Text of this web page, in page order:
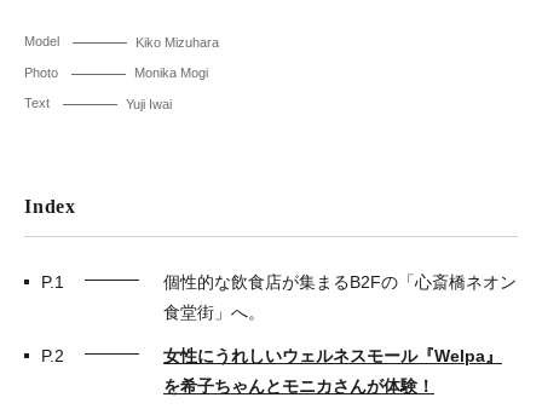
Model Kiko Mizuhara
Photo Monika Mogi
Text Yuji Iwai
Index
P.1
個性的な飲食店が集まるB2Fの「心斎橋ネオン
食堂街」へ。
P.2
女性にうれしいウェルネスモール『Welpa』
を希子ちゃんとモニカさんが体験！